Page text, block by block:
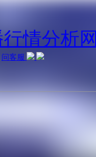
问客服